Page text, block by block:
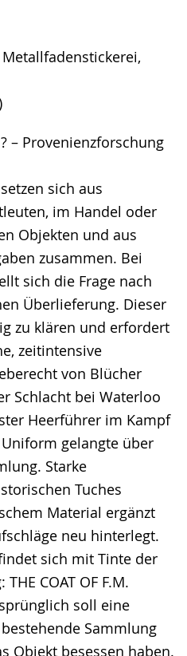
– Provenienzforschung
sich aus
im Handel oder
Objekten und aus
zusammen. Bei
sich die Frage nach
Überlieferung. Dieser
zu klären und erfordert
zeitintensive
von Blücher
Schlacht bei Waterloo
Heerführer im Kampf
gelangte über
Starke
Tuches
Material ergänzt
neu hinterlegt.
sich mit Tinte der
COAT OF F.M.
soll eine
Sammlung
Objekt besessen haben.